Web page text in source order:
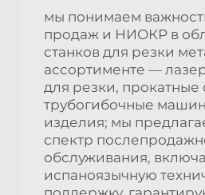
мы понимаем
продаж и НИОКР в
станков для резки
ассортименте —
для резки, прокатные
трубогибочные
изделия; мы
спектр
обслуживания,
испаноязычную